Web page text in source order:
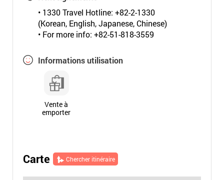
• 1330 Travel Hotline: +82-2-1330
(Korean, English, Japanese, Chinese)
• For more info: +82-51-818-3559
Informations utilisation
Vente à
emporter
Carte Chercher itinéraire